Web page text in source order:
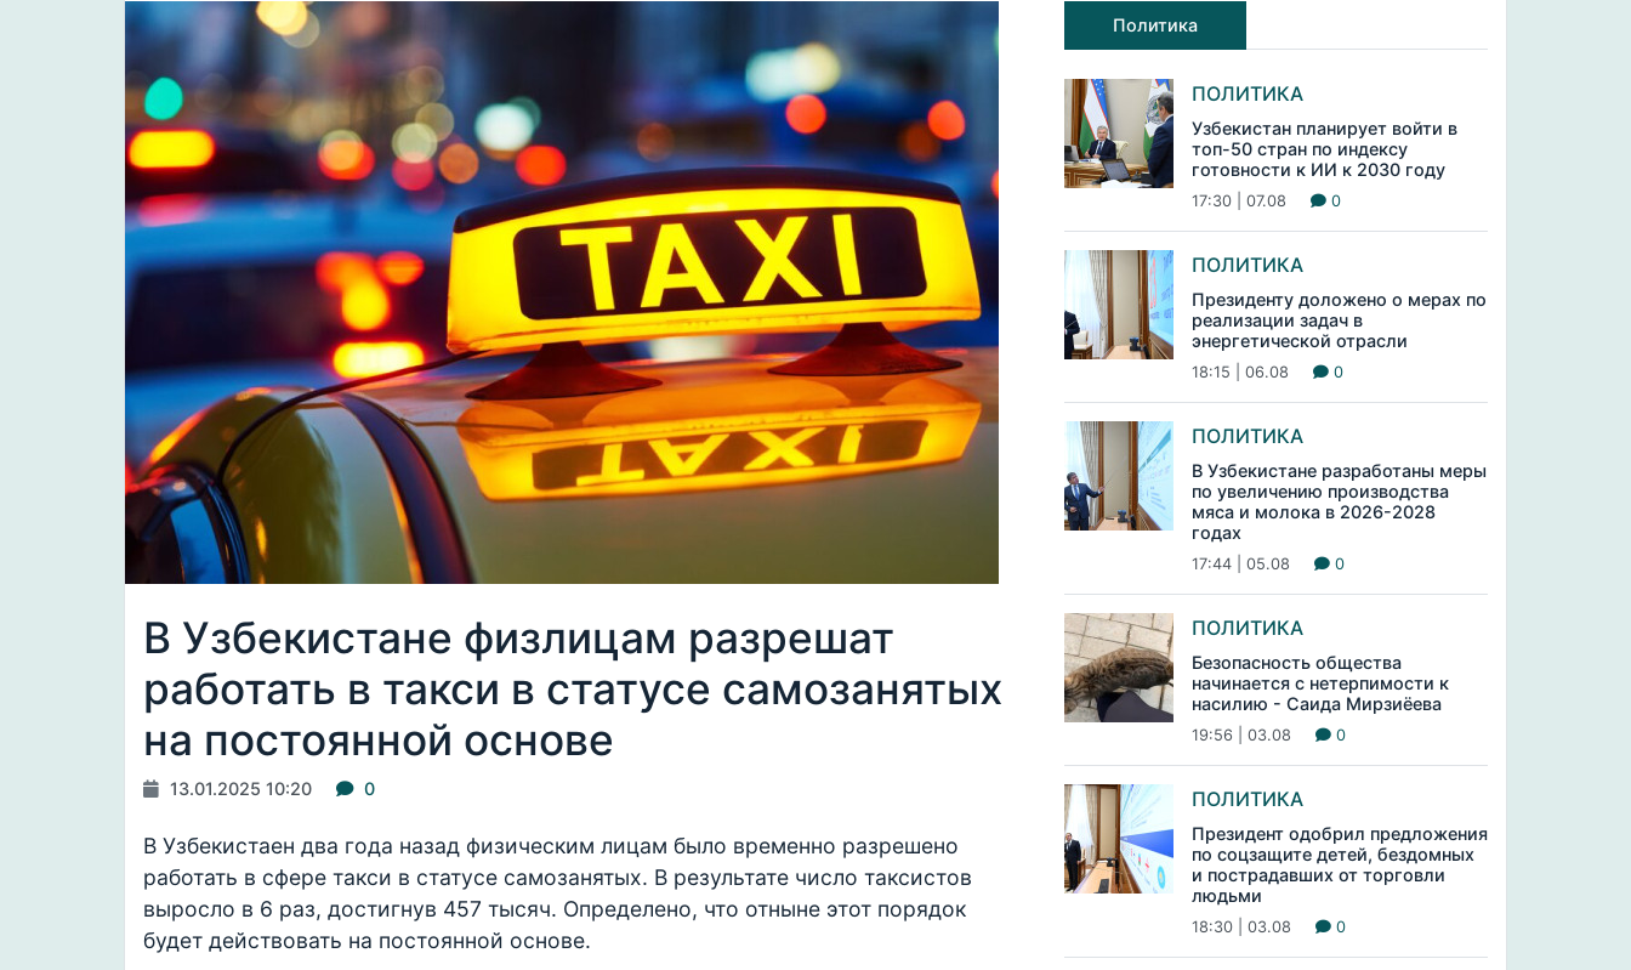
В Узбекистане физлицам разрешат
работать в такси в статусе самозанятых
на постоянной основе
13.01.2025 10:20 0
В Узбекистаен два года назад физическим лицам было временно разрешено
работать в сфере такси в статусе самозанятых. В результате число таксистов
выросло в 6 раз, достигнув 457 тысяч. Определено, что отныне этот порядок
будет действовать на постоянной основе.
Политика
ПОЛИТИКА
Узбекистан планирует войти в
топ-50 стран по индексу
готовности к ИИ к 2030 году
17:30 | 07.08 0
ПОЛИТИКА
Президенту доложено о мерах по
реализации задач в
энергетической отрасли
18:15 | 06.08 0
ПОЛИТИКА
В Узбекистане разработаны меры
по увеличению производства
мяса и молока в 2026-2028
годах
17:44 | 05.08 0
ПОЛИТИКА
Безопасность общества
начинается с нетерпимости к
насилию - Саида Мирзиёева
19:56 | 03.08 0
ПОЛИТИКА
Президент одобрил предложения
по соцзащите детей, бездомных
и пострадавших от торговли
людьми
18:30 | 03.08 0